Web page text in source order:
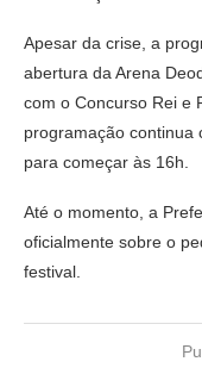
Apesar da crise, a
abertura da Arena
com o Concurso Rei e
programação continua
para começar às 16h.
Até o momento, a
oficialmente sobre o
festival.